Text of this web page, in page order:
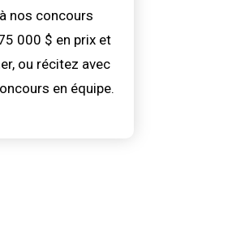
nos concours
000 $ en prix et
ou récitez avec
en équipe.